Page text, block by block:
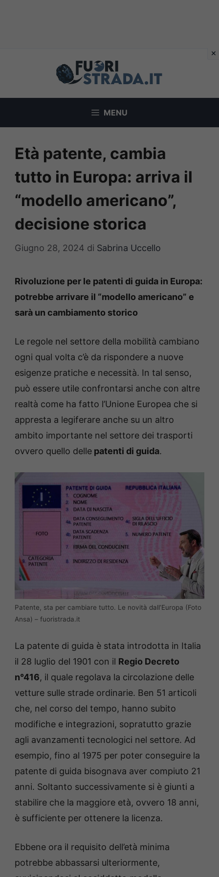
MENU
Età patente, cambia
tutto in Europa: arriva il
“modello americano”,
decisione storica
Giugno 28, 2024 di Sabrina Uccello
Rivoluzione per le patenti di guida in Europa:
potrebbe arrivare il “modello americano” e
sarà un cambiamento storico
Le regole nel settore della mobilità cambiano
ogni qual volta c’è da rispondere a nuove
esigenze pratiche e necessità. In tal senso,
può essere utile confrontarsi anche con altre
realtà come ha fatto l’Unione Europea che si
appresta a legiferare anche su un altro
ambito importante nel settore dei trasporti
ovvero quello delle patenti di guida.
Patente, sta per cambiare tutto. Le novità dall’Europa (Foto
Ansa) – fuoristrada.it
La patente di guida è stata introdotta in Italia
il 28 luglio del 1901 con il Regio Decreto
n°416, il quale regolava la circolazione delle
vetture sulle strade ordinarie. Ben 51 articoli
che, nel corso del tempo, hanno subito
modifiche e integrazioni, sopratutto grazie
agli avanzamenti tecnologici nel settore. Ad
esempio, fino al 1975 per poter conseguire la
patente di guida bisognava aver compiuto 21
anni. Soltanto successivamente si è giunti a
stabilire che la maggiore età, ovvero 18 anni,
è sufficiente per ottenere la licenza.
Ebbene ora il requisito dell’età minima
potrebbe abbassarsi ulteriormente,